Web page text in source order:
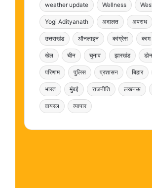
weather update Wellness
Yogi Adityanath अदालत अपराध
उत्तराखंड ऑनलाइन कांग्रेस काम
खेल चीन चुनाव झारखंड
परिणाम पुलिस प्रशासन बिहार
भारत मुंबई राजनीति लखनऊ
वायरल व्यापार